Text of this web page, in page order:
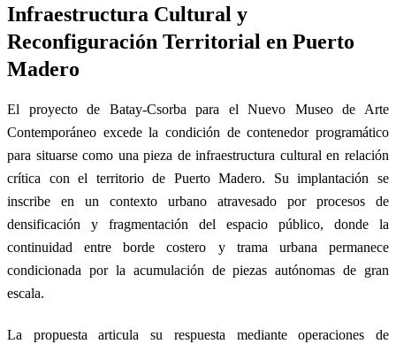
Infraestructura Cultural y
Reconfiguración Territorial en Puerto
Madero
El proyecto de Batay-Csorba para el Nuevo Museo de Arte
Contemporáneo excede la condición de contenedor programático
para situarse como una pieza de infraestructura cultural en relación
crítica con el territorio de Puerto Madero. Su implantación se
inscribe en un contexto urbano atravesado por procesos de
densificación y fragmentación del espacio público, donde la
continuidad entre borde costero y trama urbana permanece
condicionada por la acumulación de piezas autónomas de gran
escala.
La propuesta articula su respuesta mediante operaciones de